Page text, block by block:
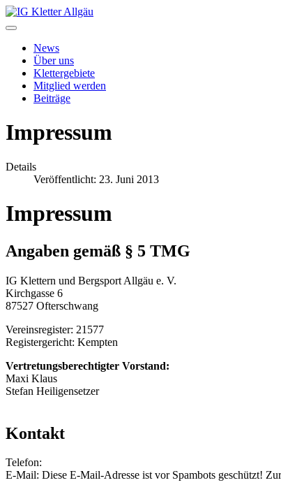
News
Über uns
Klettergebiete
Mitglied werden
Beiträge
Impressum
Details
Veröffentlicht: 23. Juni 2013
Impressum
Angaben gemäß § 5 TMG
IG Klettern und Bergsport Allgäu e. V.
Kirchgasse 6
87527 Ofterschwang
Vereinsregister: 21577
Registergericht: Kempten
Vertretungsberechtigter Vorstand:
Maxi Klaus
Stefan Heiligensetzer
Kontakt
Telefon:
E-Mail: Diese E-Mail-Adresse ist vor Spambots geschützt!